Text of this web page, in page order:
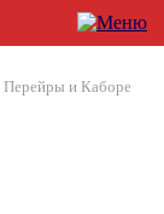
и Каборе